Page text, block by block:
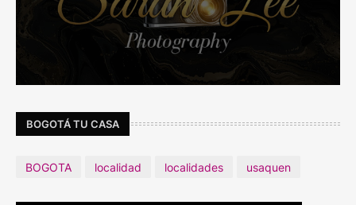
BOGOTÁ TU CASA
BOGOTA localidad localidades usaquen